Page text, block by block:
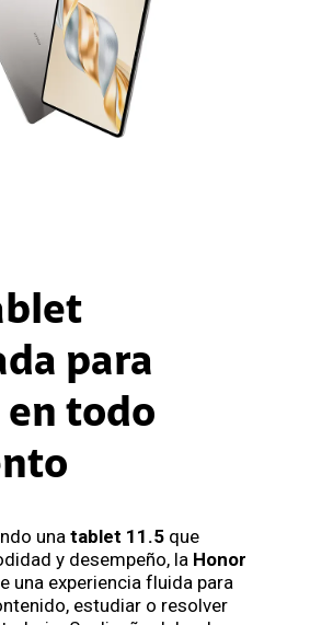
para
todo
una tablet 11.5 que
y desempeño, la Honor
una experiencia fluida para
estudiar o resolver